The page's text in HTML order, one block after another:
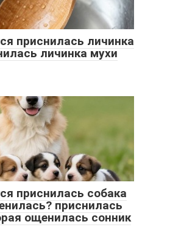
приснилась личинка
личинка мухи
приснилась собака
приснилась
ощенилась сонник